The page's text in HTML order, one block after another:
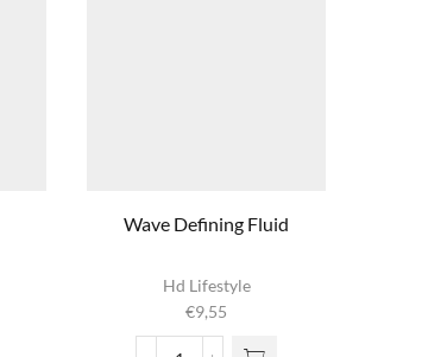
Wave Defining Fluid
Hd Lifestyle
€9,55